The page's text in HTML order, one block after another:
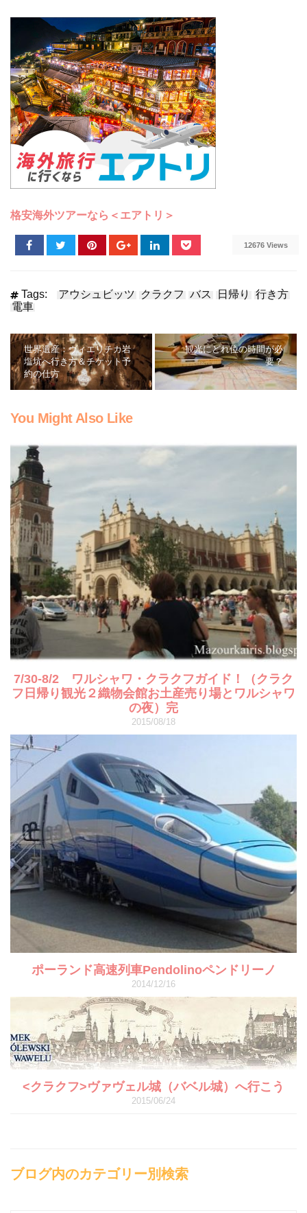
格安海外ツアーなら＜エアトリ＞
12676 Views
Tags: アウシュビッツ クラクフ バス 日帰り
行き方
電車
世界遺産：ヴィエリチカ岩
塩坑へ行き方＆チケット予
約の仕方
観光にどれ位の時間が必
要？
You Might Also Like
7/30-8/2 ワルシャワ・クラクフガイド！（クラク
フ日帰り観光２織物会館お土産売り場とワルシャワ
の夜）完
2015/08/18
ポーランド高速列車Pendolinoペンドリーノ
2014/12/16
<クラクフ>ヴァヴェル城（バベル城）へ行こう
2015/06/24
ブログ内のカテゴリー別検索